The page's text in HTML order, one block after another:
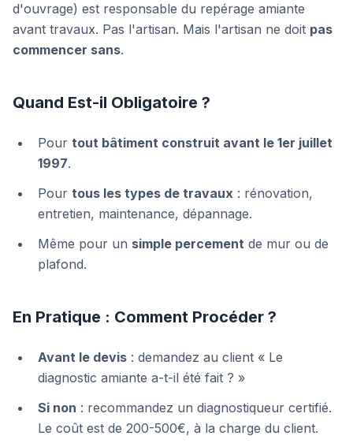
d'ouvrage) est responsable du repérage amiante
avant travaux. Pas l'artisan. Mais l'artisan ne doit pas
commencer sans.
Quand Est-il Obligatoire ?
Pour tout bâtiment construit avant le 1er juillet
1997.
Pour tous les types de travaux : rénovation,
entretien, maintenance, dépannage.
Même pour un simple percement de mur ou de
plafond.
En Pratique : Comment Procéder ?
Avant le devis : demandez au client « Le
diagnostic amiante a-t-il été fait ? »
Si non : recommandez un diagnostiqueur certifié.
Le coût est de 200-500€, à la charge du client.